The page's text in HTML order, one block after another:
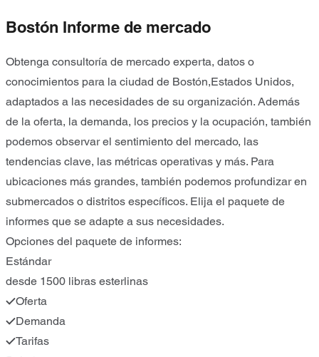
Bostón Informe de mercado
Obtenga consultoría de mercado experta, datos o
conocimientos para la ciudad de Bostón,Estados Unidos,
adaptados a las necesidades de su organización. Además
de la oferta, la demanda, los precios y la ocupación, también
podemos observar el sentimiento del mercado, las
tendencias clave, las métricas operativas y más. Para
ubicaciones más grandes, también podemos profundizar en
submercados o distritos específicos. Elija el paquete de
informes que se adapte a sus necesidades.
Opciones del paquete de informes:
Estándar
desde 1500 libras esterlinas
Oferta
Demanda
Tarifas